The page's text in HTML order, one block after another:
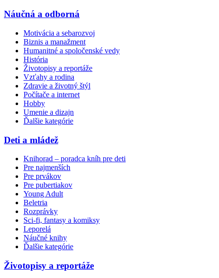
Náučná a odborná
Motivácia a sebarozvoj
Biznis a manažment
Humanitné a spoločenské vedy
História
Životopisy a reportáže
Vzťahy a rodina
Zdravie a životný štýl
Počítače a internet
Hobby
Umenie a dizajn
Ďalšie kategórie
Deti a mládež
Knihorad – poradca kníh pre deti
Pre najmenších
Pre prvákov
Pre pubertiakov
Young Adult
Beletria
Rozprávky
Sci-fi, fantasy a komiksy
Leporelá
Náučné knihy
Ďalšie kategórie
Životopisy a reportáže